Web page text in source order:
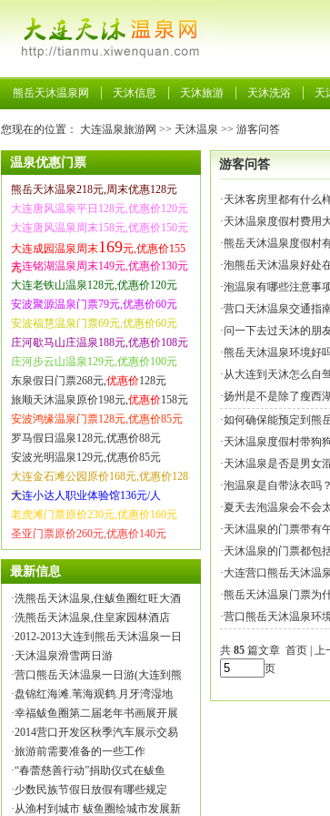
熊岳天沐温泉网 天沐信息 天沐旅游 天沐洗浴 天
您现在的位置： 大连温泉旅游网 >> 天沐温泉 >> 游客问答
温泉优惠门票
熊岳天沐温泉218元,周末优惠128元
大连唐风温泉平日128元,优惠价120元
大连唐风温泉周末158元,优惠价150元
大连成园温泉周末169元,优惠价155
元
大连铭湖温泉周末149元,优惠价130元
大连老铁山温泉128元,优惠价120元
安波聚源温泉门票79元,优惠价60元
安波福慧温泉门票69元,优惠价60元
庄河歇马山庄温泉188元,优惠价108元
庄河步云山温泉129元,优惠价100元
东泉假日门票268元,优惠价128元
旅顺天沐温泉原价198元,优惠价158元
安波鸿缘温泉门票128元,优惠价85元
罗马假日温泉128元,优惠价88元
安波光明温泉129元,优惠价85元
大连金石滩公园原价168元,优惠价128
元
大连小达人职业体验馆136元/人
老虎滩门票原价230元,优惠价160元
圣亚门票原价260元,优惠价140元
最新信息
·洗熊岳天沐温泉,住鲅鱼圈红旺大酒
·洗熊岳天沐温泉,住皇家园林酒店
·2012-2013大连到熊岳天沐温泉一日
·天沐温泉滑雪两日游
·营口熊岳天沐温泉一日游(大连到熊
·盘锦红海滩.苇海观鹤.月牙湾湿地
·幸福鲅鱼圈第二届老年书画展开展
·2014营口开发区秋季汽车展示交易
·旅游前需要准备的一些工作
·“春蕾慈善行动”捐助仪式在鲅鱼
·少数民族节假日放假有哪些规定
·从渔村到城市 鲅鱼圈绘城市发展新
游客问答
·天沐客房里都有什么
·天沐温泉度假村费用
·熊岳天沐温泉度假村
·泡熊岳天沐温泉好处
·泡温泉有哪些注意事
·营口天沐温泉交通指
·问一下去过天沐的朋
·熊岳天沐温泉环境好
·从大连到天沐怎么自
·扬州是不是除了瘦西
·如何确保能预定到熊
·天沐温泉度假村带狗
·天沐温泉是否是男女
·泡温泉是自带泳衣吗
·夏天去泡温泉会不会
·天沐温泉的门票带有
·天沐温泉的门票都包
·大连营口熊岳天沐温
·熊岳天沐温泉门票为
·营口熊岳天沐温泉环
共 85 篇文章 首页 上
页